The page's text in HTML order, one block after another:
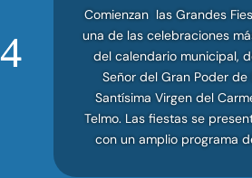
Comienzan las Grandes
una de las celebraciones
del calendario municipal,
Señor del Gran Poder de
Santísima Virgen del
Telmo. Las fiestas se
con un amplio programa